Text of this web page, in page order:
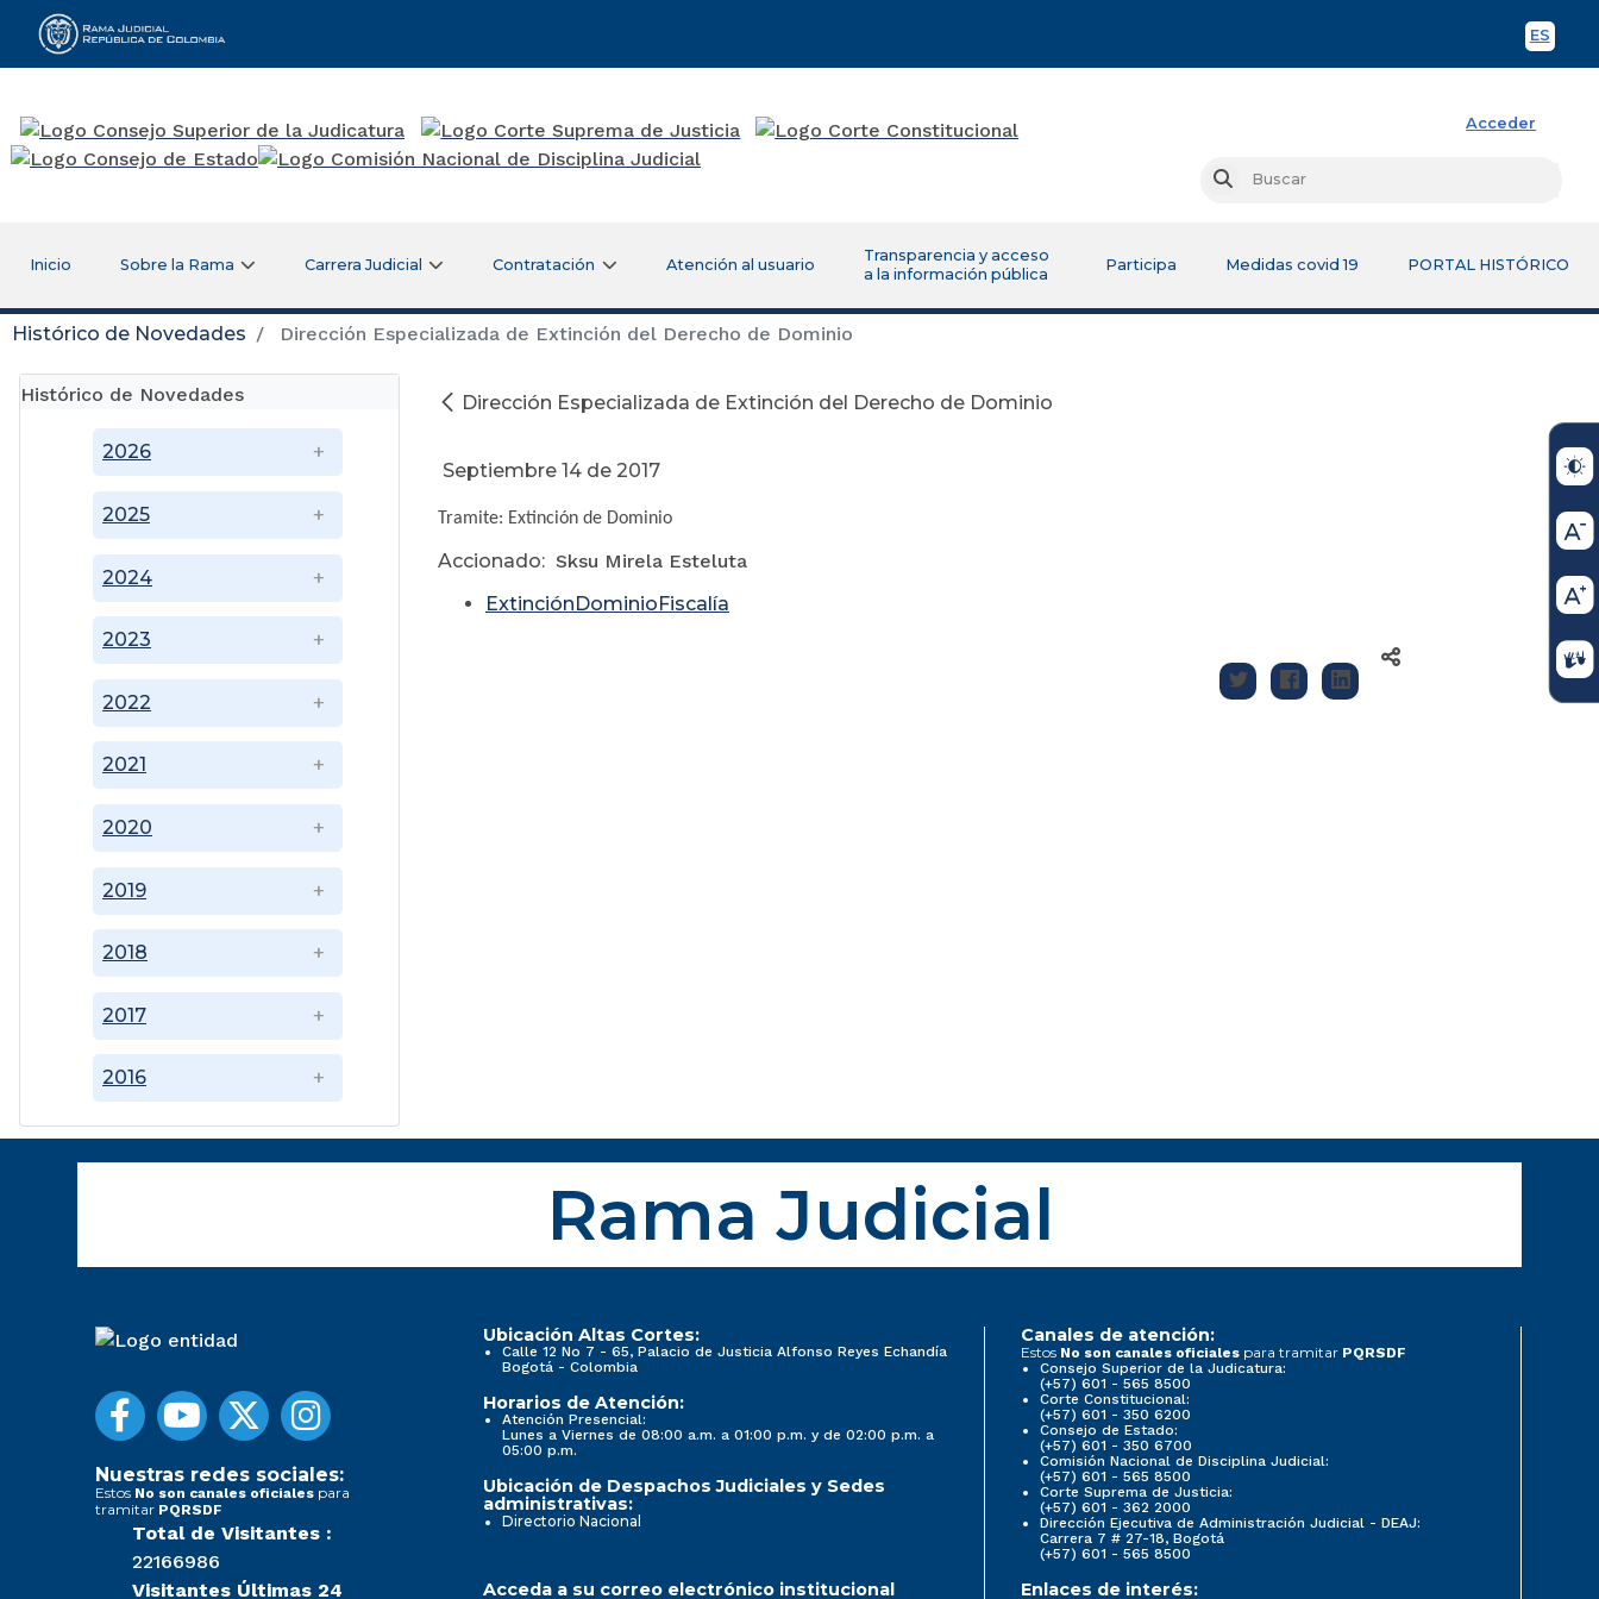
ES
Rama Judicial
Acceder
Buscar
Inicio Sobre la Rama Carrera Judicial Contratación Atención al usuario
Transparencia y acceso
a la información pública
Participa Medidas covid 19 PORTAL HISTÓRICO
Histórico de Novedades Dirección Especializada de Extinción del Derecho de Dominio
Histórico de Novedades
2016
2017
2018
2019
2020
2021
2022
2023
2024
2025
2026
Dirección Especializada de Extinción del Derecho de Dominio
Septiembre 14 de 2017
Tramite: Extinción de Dominio
Accionado: Sksu Mirela Esteluta
ExtinciónDominioFiscalía
Rama Judicial
Nuestras redes sociales:
Estos No son canales oficiales para
tramitar PQRSDF
Total de Visitantes :
22166986
Visitantes Últimas 24
Ubicación Altas Cortes:
Calle 12 No 7 - 65, Palacio de Justicia Alfonso Reyes Echandía
Bogotá - Colombia
Horarios de Atención:
Atención Presencial:
Lunes a Viernes de 08:00 a.m. a 01:00 p.m. y de 02:00 p.m. a
05:00 p.m.
Ubicación de Despachos Judiciales y Sedes
administrativas:
Directorio Nacional
Canales de atención:
Estos No son canales oficiales para tramitar PQRSDF
Consejo Superior de la Judicatura:
(+57) 601 - 565 8500
Corte Constitucional:
(+57) 601 - 350 6200
Consejo de Estado:
(+57) 601 - 350 6700
Comisión Nacional de Disciplina Judicial:
(+57) 601 - 565 8500
Corte Suprema de Justicia:
(+57) 601 - 362 2000
Dirección Ejecutiva de Administración Judicial - DEAJ:
Carrera 7 # 27-18, Bogotá
(+57) 601 - 565 8500
Acceda a su correo electrónico institucional Enlaces de interés: